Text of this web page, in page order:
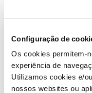
Configuração de
Os cookies permitem-
experiência de
Utilizamos cookies e/
nossos websites ou